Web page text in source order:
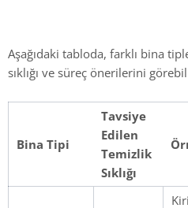
Aşağıdaki tabloda, farklı bina
sıklığı ve süreç önerilerini
Bina Tipi
Tavsiye
Edilen
Temizlik
Sıklığı